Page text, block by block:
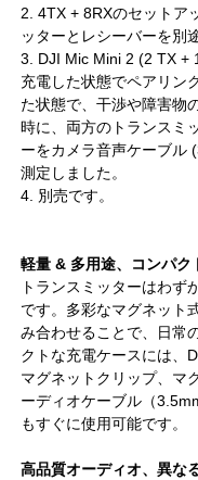
2. 4TX + 8RXのセットア
ッターとレシーバーを別
3. DJI Mic Mini 2 (2 TX +
充電した状態でペアリン
た状態で、干渉や障害物
時に、両方のトランスミ
ーをカメラ音声ケーブル
測定しました。
4. 別売です。
軽量 & 多用途、コンパク
トランスミッターはわず
です。多彩なマグネット
み合わせることで、日常
クトな充電ケースには、
マグネットクリップ、マ
ーディオケーブル（
もすぐに使用可能です。
高品質オーディオ、異な